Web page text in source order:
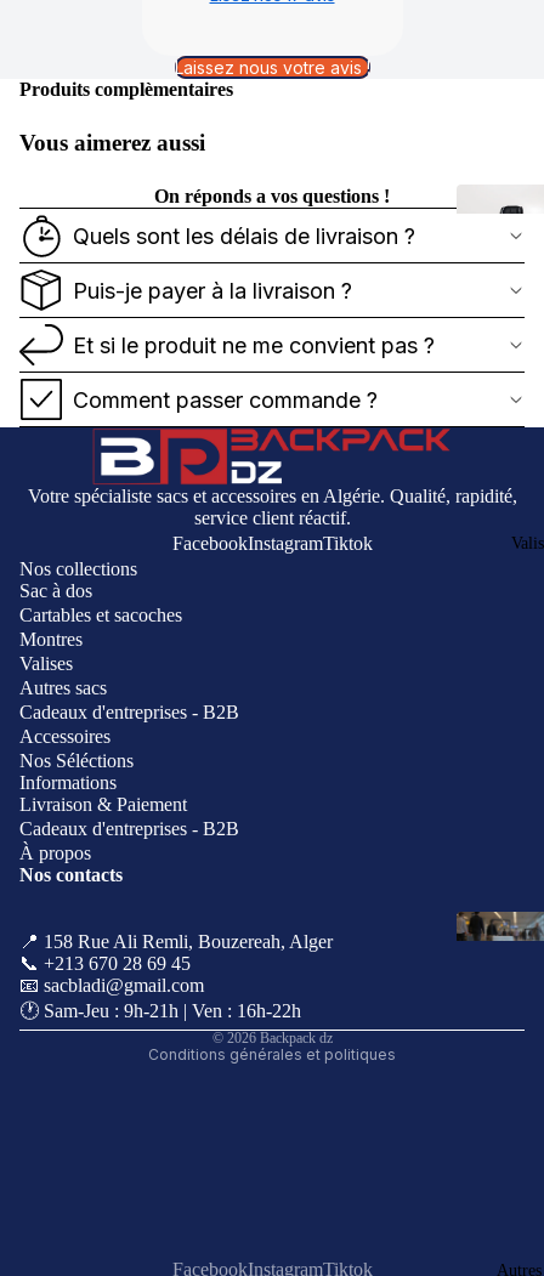
Autres
Laissez nous votre avis !
Produits complèmentaires
Vous aimerez aussi
On réponds a vos questions !
Quels sont les délais de livraison ?
Puis-je payer à la livraison ?
Et si le produit ne me convient pas ?
Comment passer commande ?
Votre spécialiste sacs et accessoires en Algérie. Qualité, rapidité,
service client réactif.
FacebookInstagramTiktok
Nos collections
Sac à dos
Cartables et sacoches
Montres
Valises
Autres sacs
Cadeaux d'entreprises - B2B
Accessoires
Nos Séléctions
Informations
Livraison & Paiement
Cadeaux d'entreprises - B2B
À propos
Nos contacts
📍 158 Rue Ali Remli, Bouzereah, Alger
📞 +213 670 28 69 45
📧 sacbladi@gmail.com
🕐 Sam-Jeu : 9h-21h | Ven : 16h-22h
© 2026 Backpack dz
Conditions générales et politiques
Politique de remboursement
Coordonnées
Conditions d’utilisation
Politique d’expédition
FacebookInstagramTiktok